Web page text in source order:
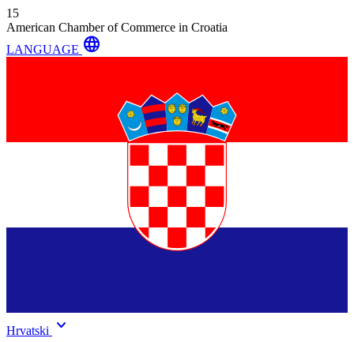
15
American Chamber of Commerce in Croatia
LANGUAGE language
Hrvatski keyboard_arrow_down